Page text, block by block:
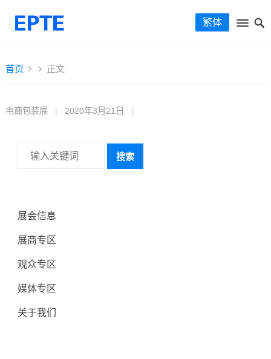
繁体
首页 正文
电商包装展 | 2020年3月21日 |
搜索
展会信息
展商专区
观众专区
媒体专区
关于我们